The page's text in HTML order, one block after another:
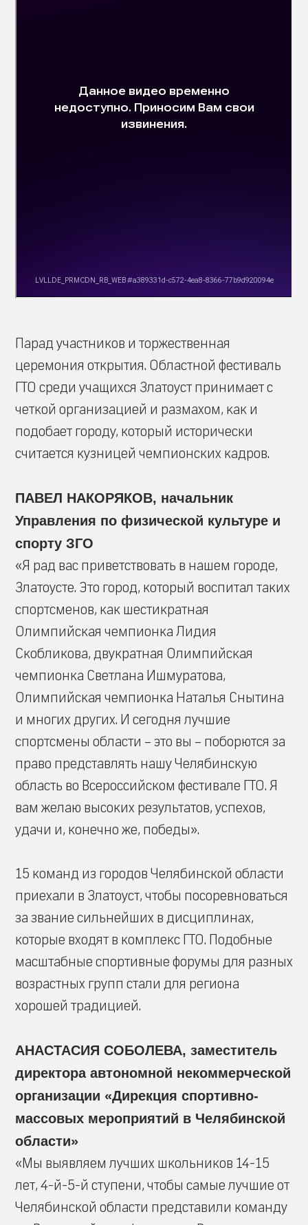
Парад участников и торжественная
церемония открытия. Областной фестиваль
ГТО среди учащихся Златоуст принимает с
четкой организацией и размахом, как и
подобает городу, который исторически
считается кузницей чемпионских кадров.
ПАВЕЛ НАКОРЯКОВ, начальник
Управления по физической культуре и
спорту ЗГО
«Я рад вас приветствовать в нашем городе,
Златоусте. Это город, который воспитал таких
спортсменов, как шестикратная
Олимпийская чемпионка Лидия
Скобликова, двукратная Олимпийская
чемпионка Светлана Ишмуратова,
Олимпийская чемпионка Наталья Снытина
и многих других. И сегодня лучшие
спортсмены области – это вы – поборются за
право представлять нашу Челябинскую
область во Всероссийском фестивале ГТО. Я
вам желаю высоких результатов, успехов,
удачи и, конечно же, победы».
15 команд из городов Челябинской области
приехали в Златоуст, чтобы посоревноваться
за звание сильнейших в дисциплинах,
которые входят в комплекс ГТО. Подобные
масштабные спортивные форумы для разных
возрастных групп стали для региона
хорошей традицией.
АНАСТАСИЯ СОБОЛЕВА, заместитель
директора автономной некоммерческой
организации «Дирекция спортивно-
массовых мероприятий в Челябинской
области»
«Мы выявляем лучших школьников 14-15
лет, 4-й-5-й ступени, чтобы самые лучшие от
Челябинской области представили команду